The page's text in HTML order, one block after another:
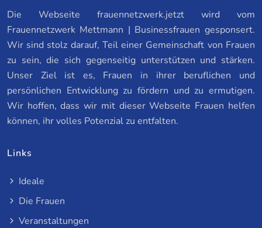
Die Webseite frauennetzwerk.jetzt wird vom
Frauennetzwerk Mettmann | Businessfrauen gesponsert.
Wir sind stolz darauf, Teil einer Gemeinschaft von Frauen
zu sein, die sich gegenseitig unterstützen und stärken.
Unser Ziel ist es, Frauen in ihrer beruflichen und
persönlichen Entwicklung zu fördern und zu ermutigen.
Wir hoffen, dass wir mit dieser Webseite Frauen helfen
können, ihr volles Potenzial zu entfalten.
Links
Ideale
Die Frauen
Veranstaltungen